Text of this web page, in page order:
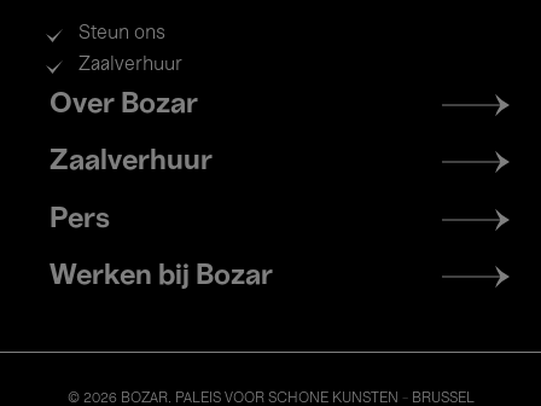
Steun ons
Zaalverhuur
Footer
menu
Over Bozar
Zaalverhuur
Pers
Werken bij Bozar
© 2026 BOZAR. PALEIS VOOR SCHONE KUNSTEN - BRUSSEL